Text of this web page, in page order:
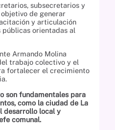
subsecretarios y
de generar
y articulación
orientadas al
Armando Molina
trabajo colectivo y el
fortalecer el crecimiento
son fundamentales para
como la ciudad de La
desarrollo local y
comunal.